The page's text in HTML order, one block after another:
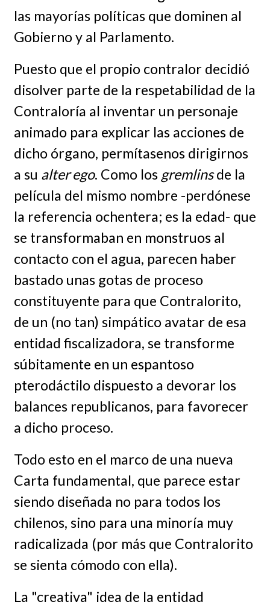
las mayorías políticas que dominen al
Gobierno y al Parlamento.
Puesto que el propio contralor decidió
disolver parte de la respetabilidad de la
Contraloría al inventar un personaje
animado para explicar las acciones de
dicho órgano, permítasenos dirigirnos
a su alter ego. Como los gremlinsde la
película del mismo nombre -perdónese
la referencia ochentera; es la edad- que
se transformaban en monstruos al
contacto con el agua, parecen haber
bastado unas gotas de proceso
constituyente para que Contralorito,
de un (no tan) simpático avatar de esa
entidad fiscalizadora, se transforme
súbitamente en un espantoso
pterodáctilo dispuesto a devorar los
balances republicanos, para favorecer
a dicho proceso.
Todo esto en el marco de una nueva
Carta fundamental, que parece estar
siendo diseñada no para todos los
chilenos, sino para una minoría muy
radicalizada (por más que Contralorito
se sienta cómodo con ella).
La "creativa" idea de la entidad